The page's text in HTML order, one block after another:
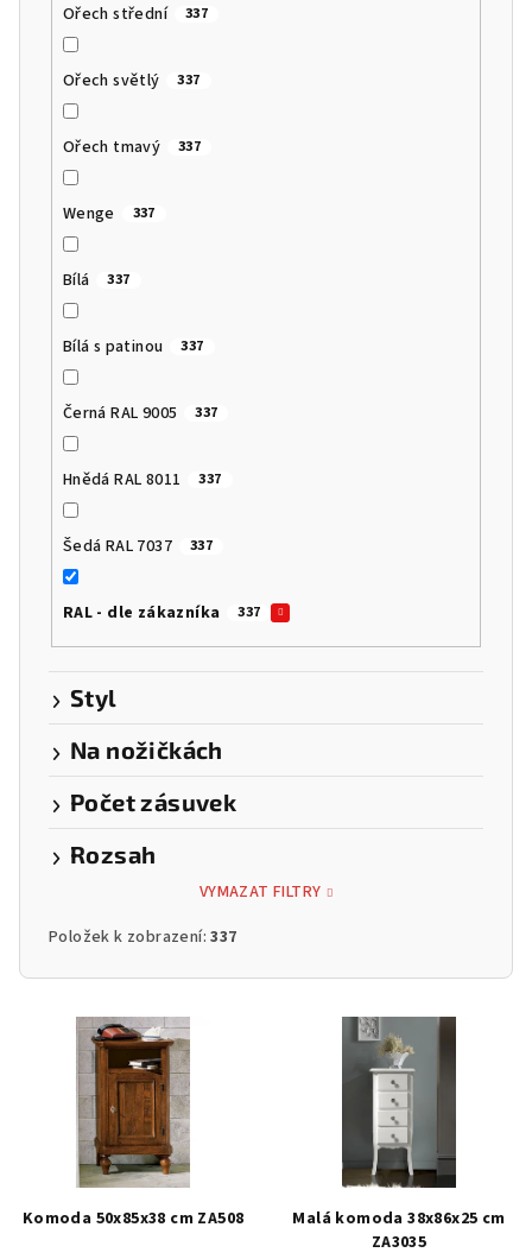
Ořech střední 337
Ořech světlý 337
Ořech tmavý 337
Wenge 337
Bílá 337
Bílá s patinou 337
Černá RAL 9005 337
Hnědá RAL 8011 337
Šedá RAL 7037 337
RAL - dle zákazníka 337
Styl
Na nožičkách
Počet zásuvek
Rozsah
VYMAZAT FILTRY
Položek k zobrazení:337
Komoda 50x85x38 cm ZA508
Malá komoda 38x86x25 cm
ZA3035